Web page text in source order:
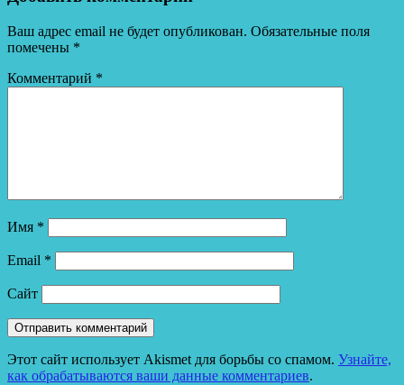
Ваш адрес email не будет опубликован. Обязательные поля
помечены *
Комментарий *
Имя *
Email *
Сайт
Этот сайт использует Akismet для борьбы со спамом. Узнайте,
как обрабатываются ваши данные комментариев.